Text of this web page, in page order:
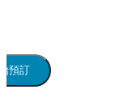
預訂